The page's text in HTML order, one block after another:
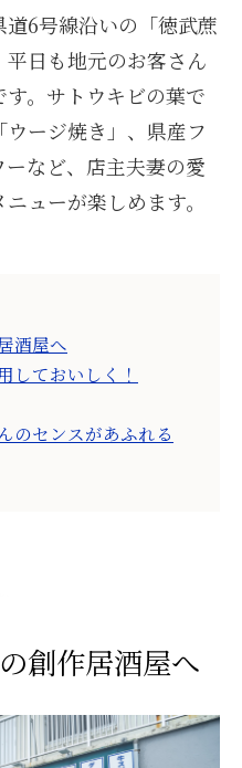
6号線沿いの「徳武蔗
日も地元のお客さん
。サトウキビの葉で
ージ焼き」、県産フ
など、店主夫妻の愛
ューが楽しめます。
酒屋へ
しておいしく！
のセンスがあふれる
創作居酒屋へ